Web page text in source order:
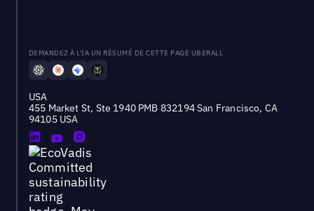
DEMANDEZ À L'IA UN RÉSUMÉ DE CETTE PAGE UBERALL
USA
455 Market St, Ste 1940 PMB 832194 San Francisco, CA
94105 USA